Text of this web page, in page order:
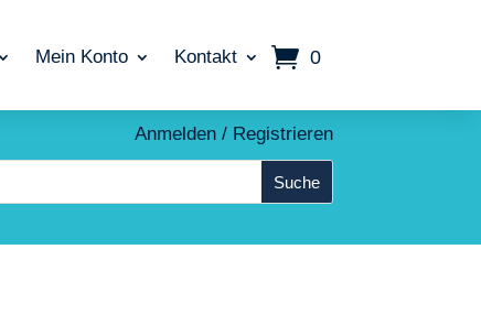
Mein Konto Kontakt 0
Anmelden / Registrieren